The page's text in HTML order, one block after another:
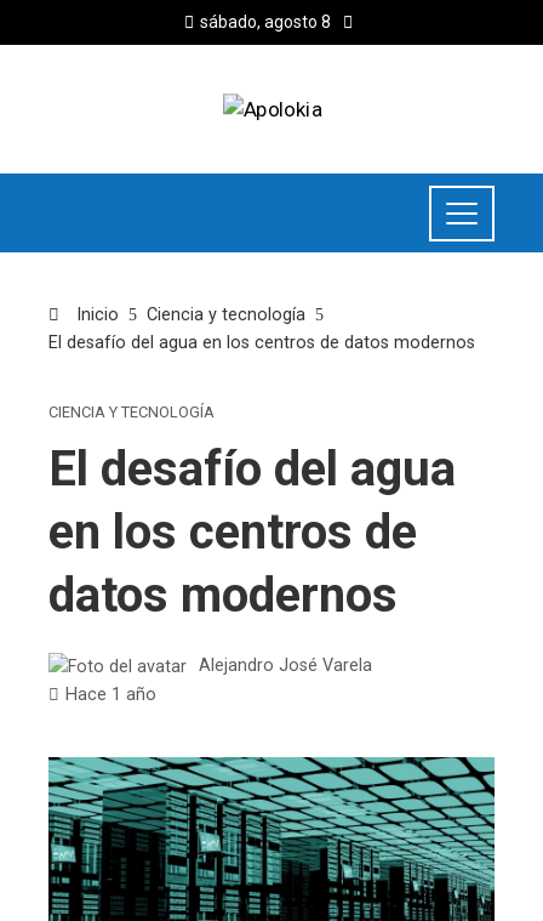
sábado, agosto 8
Inicio
Ciencia y tecnología
El desafío del agua en los centros de datos modernos
CIENCIA Y TECNOLOGÍA
El desafío del agua
en los centros de
datos modernos
Alejandro José Varela
Hace 1 año